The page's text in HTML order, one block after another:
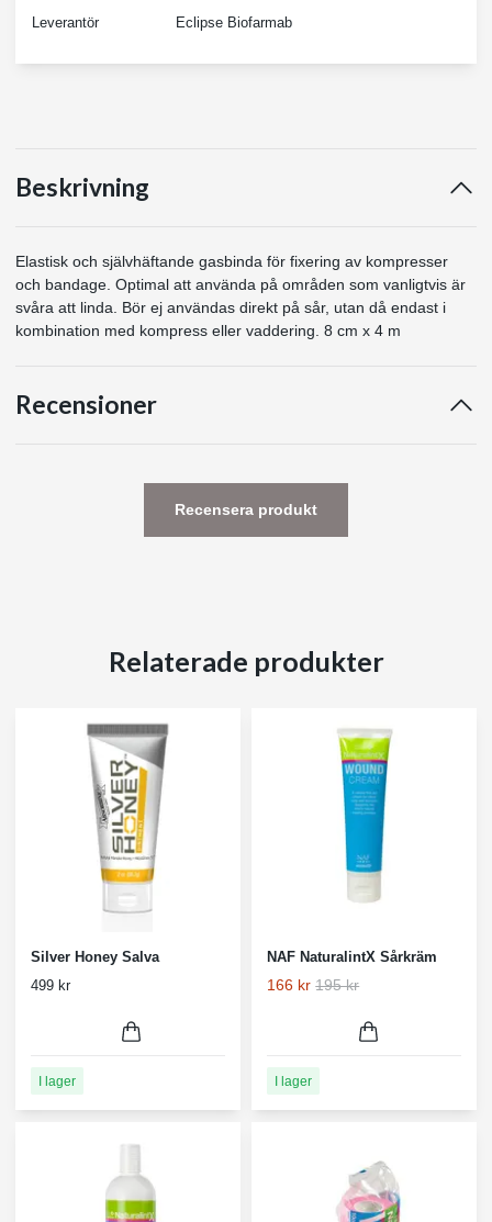
Leverantör Eclipse Biofarmab
Beskrivning
Elastisk och självhäftande gasbinda för fixering av kompresser
och bandage. Optimal att använda på områden som vanligtvis är
svåra att linda. Bör ej användas direkt på sår, utan då endast i
kombination med kompress eller vaddering. 8 cm x 4 m
Recensioner
Recensera produkt
Relaterade produkter
Silver Honey Salva
499 kr
I lager
NAF NaturalintX Sårkräm
166 kr 195 kr
I lager